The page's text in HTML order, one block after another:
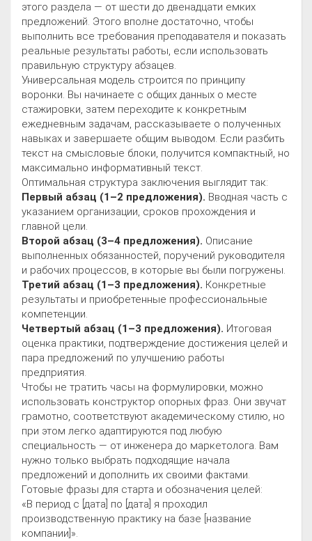
этого раздела — от шести до двенадцати емких
предложений. Этого вполне достаточно, чтобы
выполнить все требования преподавателя и показать
реальные результаты работы, если использовать
правильную структуру абзацев.
Универсальная модель строится по принципу
воронки. Вы начинаете с общих данных о месте
стажировки, затем переходите к конкретным
ежедневным задачам, рассказываете о полученных
навыках и завершаете общим выводом. Если разбить
текст на смысловые блоки, получится компактный, но
максимально информативный текст.
Оптимальная структура заключения выглядит так:
Первый абзац (1–2 предложения). Вводная часть с
указанием организации, сроков прохождения и
главной цели.
Второй абзац (3–4 предложения). Описание
выполненных обязанностей, поручений руководителя
и рабочих процессов, в которые вы были погружены.
Третий абзац (1–3 предложения). Конкретные
результаты и приобретенные профессиональные
компетенции.
Четвертый абзац (1–3 предложения). Итоговая
оценка практики, подтверждение достижения целей и
пара предложений по улучшению работы
предприятия.
Чтобы не тратить часы на формулировки, можно
использовать конструктор опорных фраз. Они звучат
грамотно, соответствуют академическому стилю, но
при этом легко адаптируются под любую
специальность — от инженера до маркетолога. Вам
нужно только выбрать подходящие начала
предложений и дополнить их своими фактами.
Готовые фразы для старта и обозначения целей:
«В период с [дата] по [дата] я проходил
производственную практику на базе [название
компании]».